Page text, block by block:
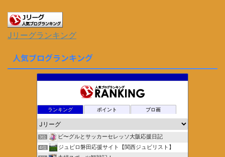
Jリーグランキング
人気ブログランキング
ランキング ポイント ブロ画
3位 ビ〜グルとサッカーセレッソ大阪応援日記
4位 ジュビロ磐田応援サイト【関西ジュビリスト】